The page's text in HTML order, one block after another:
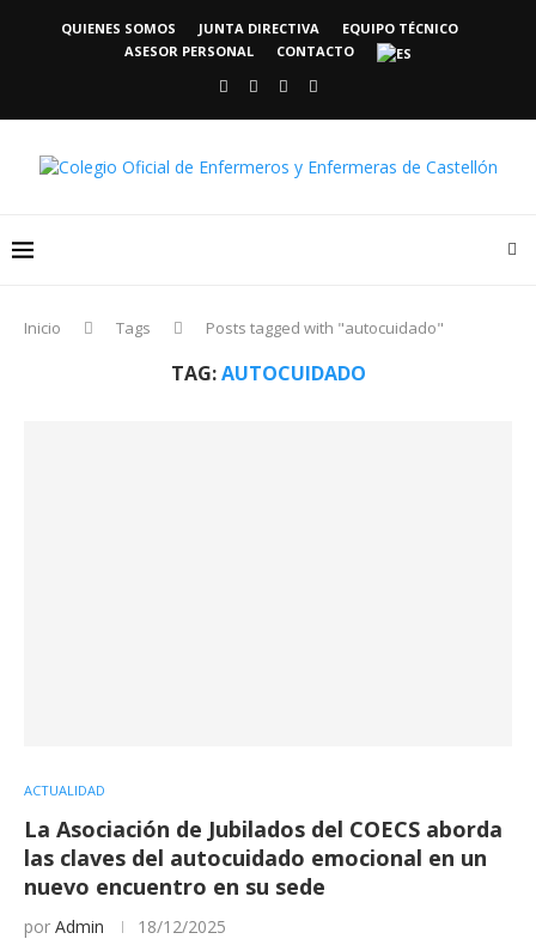
QUIENES SOMOS JUNTA DIRECTIVA
EQUIPO TÉCNICO
ASESOR PERSONAL
CONTACTO
Inicio Tags Posts tagged with "autocuidado"
TAG:AUTOCUIDADO
ACTUALIDAD
La Asociación de Jubilados del COECS aborda
las claves del autocuidado emocional en un
nuevo encuentro en su sede
por Admin 18/12/2025